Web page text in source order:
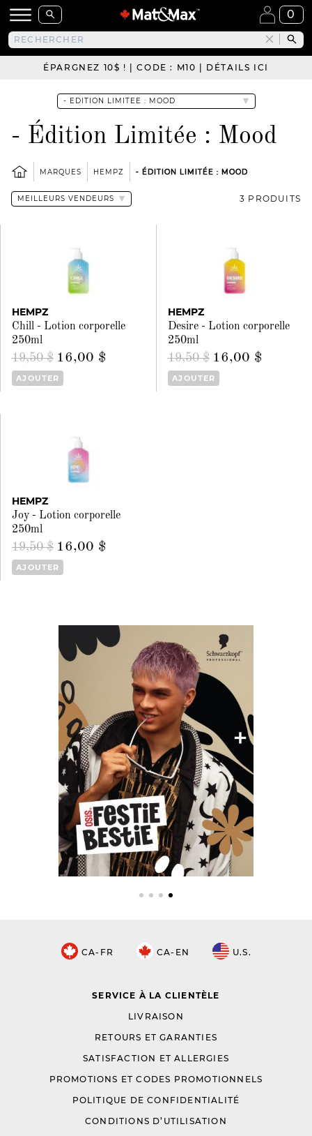
0
ÉPARGNEZ 10$ ! | CODE : M10 | DÉTAILS ICI
- Édition Limitée : Mood
MARQUES HEMPZ - ÉDITION LIMITÉE : MOOD
3 PRODUITS
HEMPZ
Chill - Lotion corporelle
250ml
19,50 $ 16,00 $
AJOUTER
HEMPZ
Desire - Lotion corporelle
250ml
19,50 $ 16,00 $
AJOUTER
HEMPZ
Joy - Lotion corporelle
250ml
19,50 $ 16,00 $
AJOUTER
CA-FR CA-EN U.S.
SERVICE À LA CLIENTÈLE
LIVRAISON
RETOURS ET GARANTIES
SATISFACTION ET ALLERGIES
PROMOTIONS ET CODES PROMOTIONNELS
POLITIQUE DE CONFIDENTIALITÉ
CONDITIONS D’UTILISATION